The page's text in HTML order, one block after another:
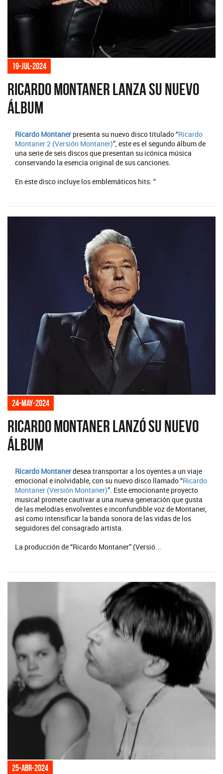
19-jul-2024
Ricardo Montaner lanza su nuevo
álbum
Ricardo Montaner presenta su nuevo disco titulado “Ricardo
Montaner 2 (Versión Montaner)”, este es el segundo álbum de
una serie de seis discos que presentan su icónica música
conservando la esencia original de sus canciones.
En este disco incluye los emblemáticos hits: “
24-may-2024
Ricardo Montaner lanzó su nuevo
álbum
Ricardo Montanerdesea transportar a los oyentes a un viaje
emocional e inolvidable, con su nuevo disco llamado “Ricardo
Montaner (Versión Montaner)”. Este emocionante proyecto
musical promete cautivar a una nueva generación que gusta
de las melodías envolventes e inconfundible voz de Montaner,
así como intensificar la banda sonora de las vidas de los
seguidores del consagrado artista.
La producción de “Ricardo Montaner” (Versió...
25-abr-2024